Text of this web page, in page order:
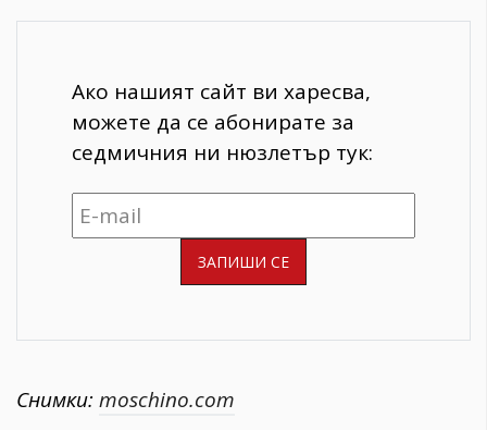
Ако нашият сайт ви харесва,
можете да се абонирате за
седмичния ни нюзлетър тук:
Снимки: moschino.com